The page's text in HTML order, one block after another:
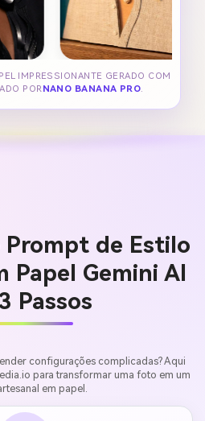
IMPRESSIONANTE GERADO COM
POR NANO BANANA PRO.
Prompt de Estilo
Papel Gemini AI
Passos
configurações complicadas? Aqui
para transformar uma foto em um
em papel.